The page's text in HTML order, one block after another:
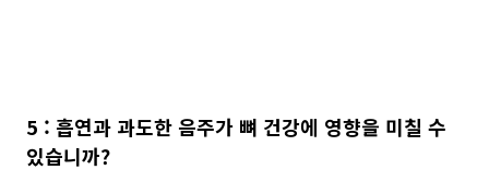
5 : 흡연과 과도한 음주가 뼈 건강에 영향을 미칠 수
있습니까?